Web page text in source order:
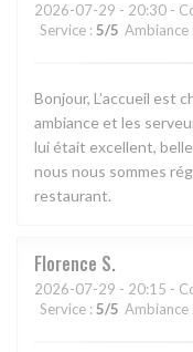
2026-07-29 - 20:30 -
Service : 5/5 Ambiance
Bonjour, L’accueil est
ambiance et les
lui était excellent,
nous nous sommes
restaurant.
Florence S
2026-07-29 - 20:15 -
Service : 5/5 Ambiance